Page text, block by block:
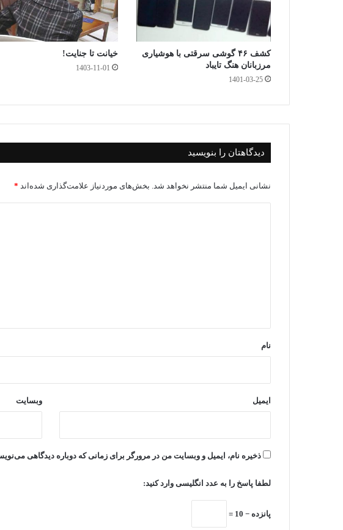
کشف ۴۶ گوشی سرقتی با هوشیاری
مرزبانان هنگ تایباد
1401-03-25
خیانت تا جنایت!
1403-11-01
دیدگاهتان را بنویسید
نشانی ایمیل شما منتشر نخواهد شد. بخش‌های موردنیاز علامت‌گذاری شده‌اند *
نام
ایمیل وبسایت
ذخیره نام، ایمیل و وبسایت من در مرورگر برای زمانی که دوباره دیدگاهی
لطفا پاسخ را به عدد انگلیسی وارد کنید:
پانزده − 10 =